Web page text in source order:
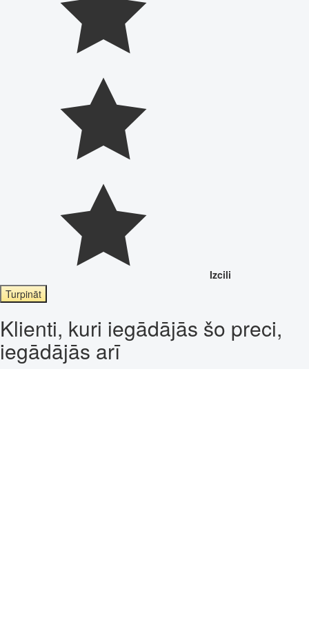
Izcili
Turpināt
Klienti, kuri iegādājās šo preci,
iegādājās arī